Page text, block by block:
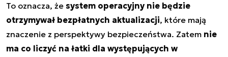
To oznacza, że system operacyjny nie będzie
otrzymywał bezpłatnych aktualizacji, które mają
znaczenie z perspektywy bezpieczeństwa. Zatem nie
ma co liczyć na łatki dla występujących w